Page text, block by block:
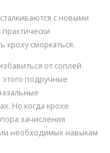
с новыми
сморкаться.
от соплей
подручные
Но когда крохе
зачисления
необходимых навыкам